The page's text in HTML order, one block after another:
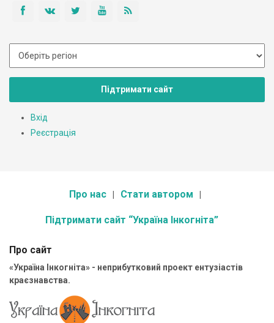
Підтримати сайт
Вхід
Реєстрація
Про нас Стати автором
Підтримати сайт “Україна Інкогніта”
Про сайт
«Україна Інкогніта» - неприбутковий проект ентузіастів
краєзнавства.